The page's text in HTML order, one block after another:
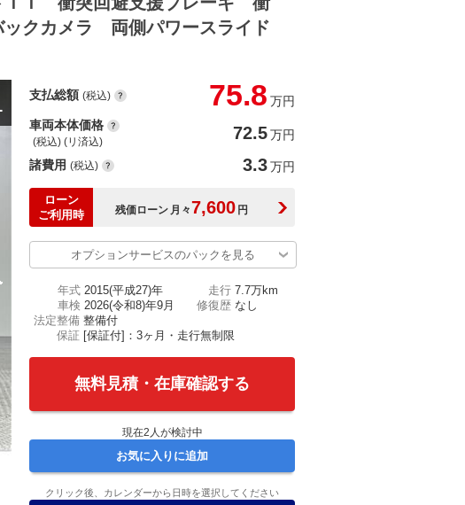
クカメラ 両側パワースライド
支払総額 (税込) 75.8 万円
車両本体価格
(税込) (リ済込) 72.5万円
諸費用 (税込) 3.3万円
ローン
ご利用時
残価ローン 月々7,600 円
オプションサービスのパックを見る
年式 2015(平成27)年 走行 7.7万km
車検 2026(令和8)年9月 修復歴 なし
法定整備 整備付
保証 [保証付]：3ヶ月・走行無制限
無料見積・在庫確認する
現在2 人が検討中
お気に入りに追加
クリック後、カレンダーから日時を選択してください